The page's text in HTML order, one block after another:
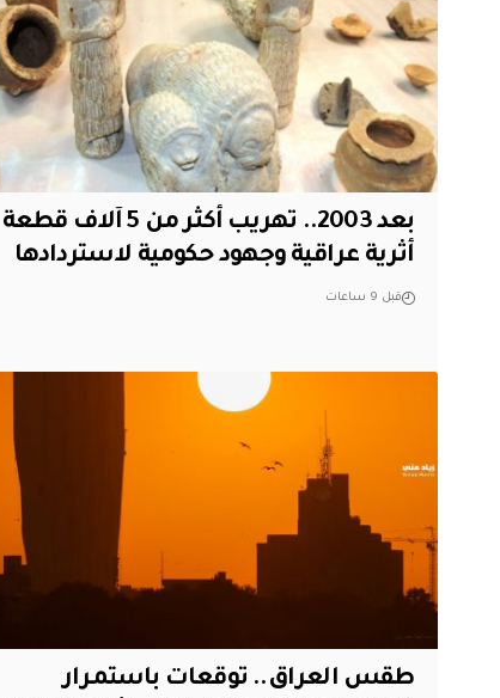
بعد 2003.. تهريب أكثر من 5 آلاف قطعة
أثرية عراقية وجهود حكومية لاستردادها
قبل 9 ساعات
طقس العراق.. توقعات باستمرار